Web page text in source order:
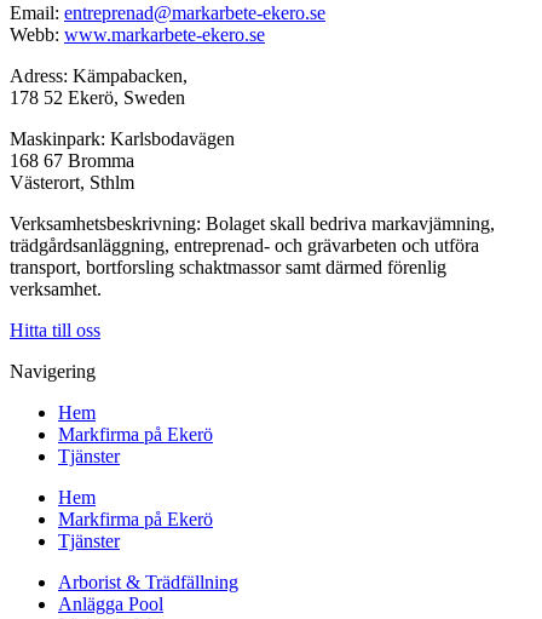
Email: entreprenad@markarbete-ekero.se
Webb: www.markarbete-ekero.se
Adress: Kämpabacken,
178 52 Ekerö, Sweden
Maskinpark: Karlsbodavägen
168 67 Bromma
Västerort, Sthlm
Verksamhetsbeskrivning: Bolaget skall bedriva markavjämning,
trädgårdsanläggning, entreprenad- och grävarbeten och utföra
transport, bortforsling schaktmassor samt därmed förenlig
verksamhet.
Hitta till oss
Navigering
Hem
Markfirma på Ekerö
Tjänster
Hem
Markfirma på Ekerö
Tjänster
Arborist & Trädfällning
Anlägga Pool